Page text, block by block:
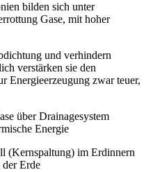
bilden sich unter
Gase, mit hoher
und verhindern
verstärken sie den
Energieerzeugung zwar teuer,
über Drainagesystem
Energie
(Kernspaltung) im Erdinnern
Erde